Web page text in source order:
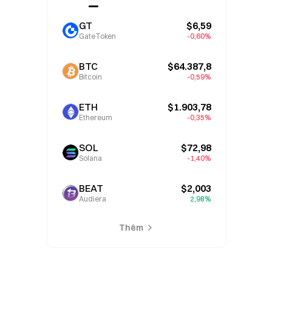
GT
GateToken
$6,59
-0,60%
BTC
Bitcoin
$64.387,8
-0,59%
ETH
Ethereum
$1.903,78
-0,35%
SOL
Solana
$72,98
-1,40%
BEAT
Audiera
$2,003
2,98%
Thêm